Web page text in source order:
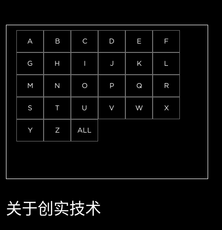
A B C D E F
G H I J K L
M N O P Q R
S T U V W X
Y Z ALL
关于创实技术